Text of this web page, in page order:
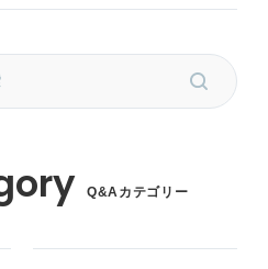
Q&Aカテゴリー